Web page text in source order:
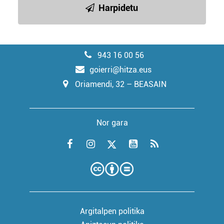
Harpidetu
943 16 00 56
goierri@hitza.eus
Oriamendi, 32 – BEASAIN
Nor gara
Argitalpen politika